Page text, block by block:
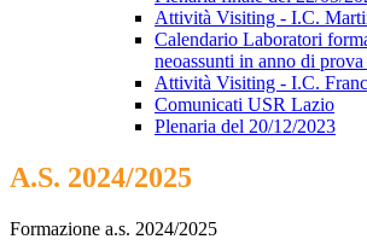
Attività Visiting - I.C.
Calendario Laboratori
neoassunti in anno di
Attività Visiting - I.C.
Comunicati USR Lazio
Plenaria del 20/12/2023
A.S. 2024/2025
Formazione a.s. 2024/2025